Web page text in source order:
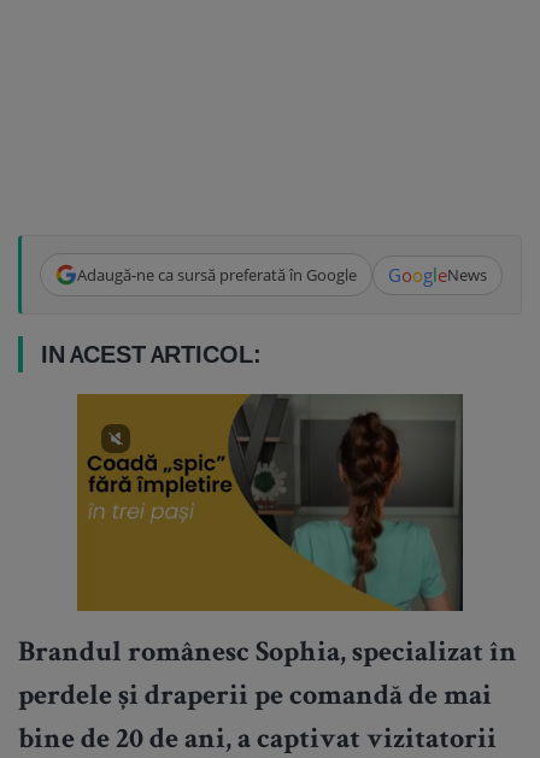
Adaugă-ne ca sursă preferată în Google GoogleNews
IN ACEST ARTICOL:
Brandul românesc Sophia, specializat în
perdele și draperii pe comandă de mai
bine de 20 de ani, a captivat vizitatorii